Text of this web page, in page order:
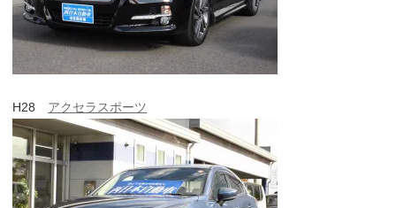
H28 アクセラスポーツ